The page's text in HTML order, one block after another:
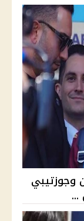
وجوزتيبي